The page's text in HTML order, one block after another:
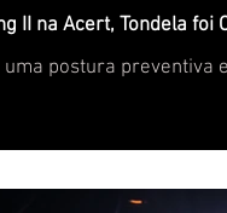
II na Acert, Tondela foi
postura preventiva